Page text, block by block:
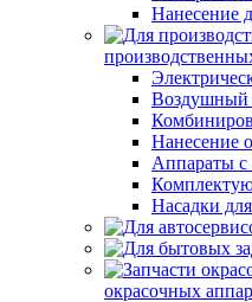
Нанесение
Воздушный
Нанесение
Аппараты с
Насадки
окрасочных